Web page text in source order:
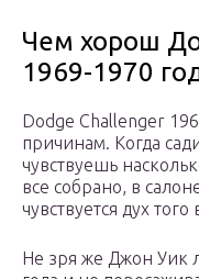
Чем хорош
1969-1970
Dodge Challenger
причинам. Когда
чувствуешь
все собрано, в
чувствуется дух
Не зря же Джон Уик